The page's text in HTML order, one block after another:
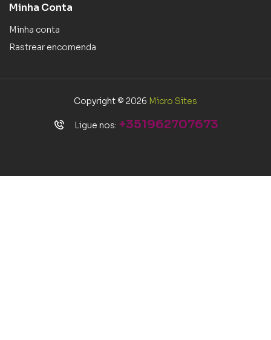
Minha Conta
Minha conta
Rastrear encomenda
Copyright © 2026 Micro Sites
Ligue nos: +351962707673